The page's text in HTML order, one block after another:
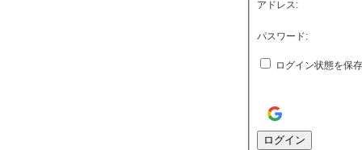
アドレス:
パスワード:
ログイン状態を保
ログイン